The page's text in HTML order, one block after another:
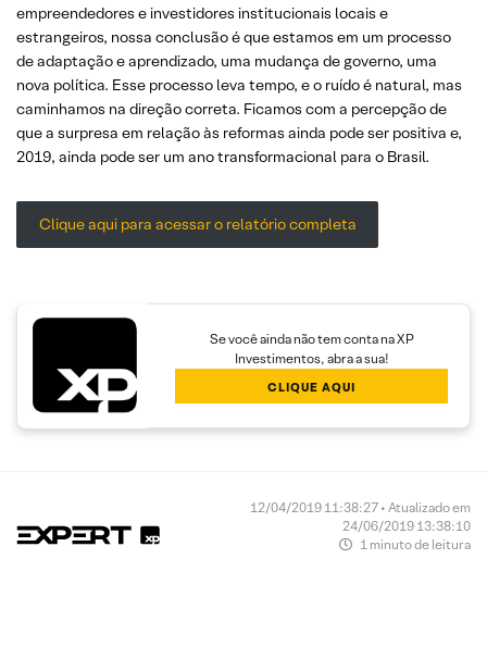
empreendedores e investidores institucionais locais e
estrangeiros, nossa conclusão é que estamos em um processo
de adaptação e aprendizado, uma mudança de governo, uma
nova política. Esse processo leva tempo, e o ruído é natural, mas
caminhamos na direção correta. Ficamos com a percepção de
que a surpresa em relação às reformas ainda pode ser positiva e,
2019, ainda pode ser um ano transformacional para o Brasil.
Clique aqui para acessar o relatório completa
Se você ainda não tem conta na XP
Investimentos, abra a sua!
CLIQUE AQUI
12/04/2019 11:38:27 • Atualizado em
24/06/2019 13:38:10
1 minuto de leitura